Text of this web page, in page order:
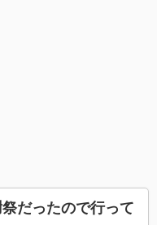
だったので行って